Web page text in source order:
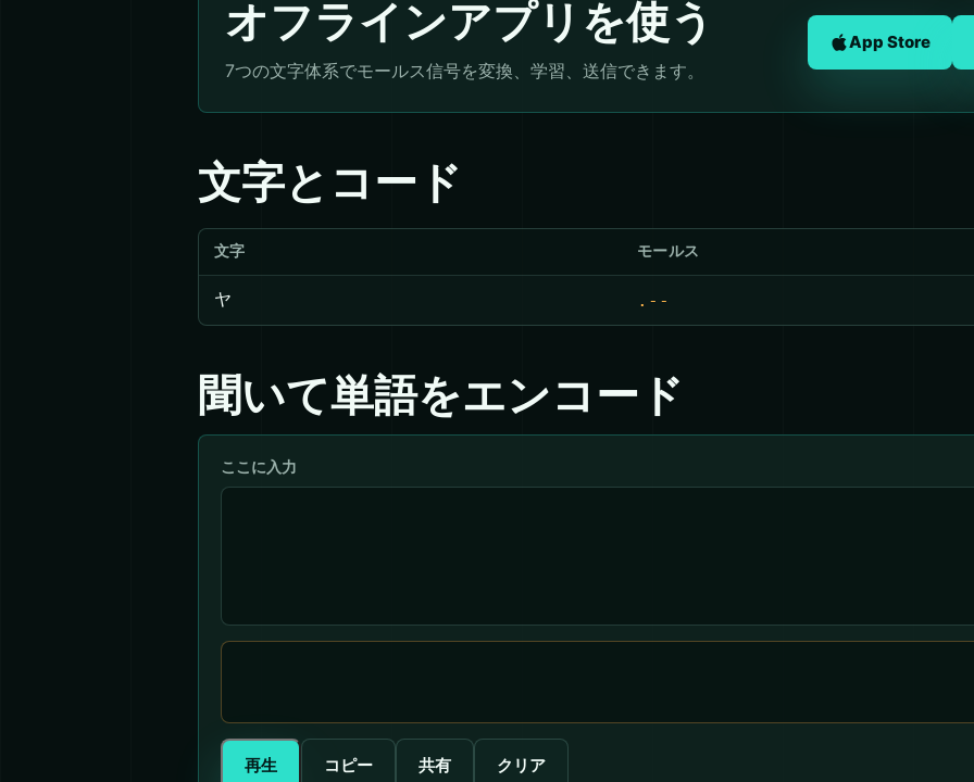
オフラインアプリを使う
7つの文字体系でモールス信号を変換、学習、送信できます。
App Store
文字とコード
文字 モールス
ヤ .--
聞いて単語をエンコード
ここに入力
再生 コピー 共有 クリア